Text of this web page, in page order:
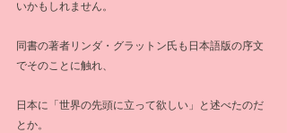
いかもしれません。
同書の著者リンダ・グラットン氏も日本語版の序文
でそのことに触れ、
日本に「世界の先頭に立って欲しい」と述べたのだ
とか。